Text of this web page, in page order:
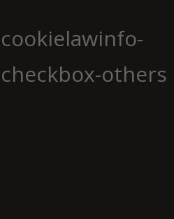
cookielawinfo-
checkbox-others